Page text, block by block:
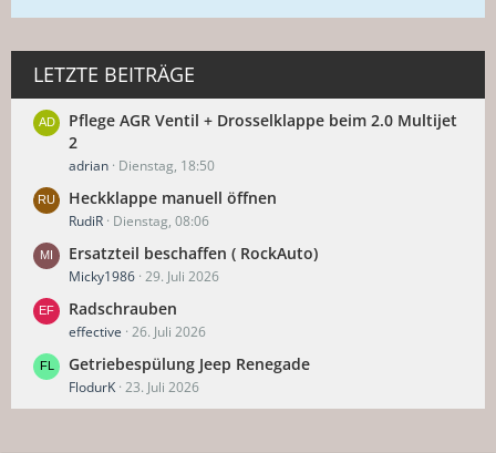
LETZTE BEITRÄGE
Pflege AGR Ventil + Drosselklappe beim 2.0 Multijet
2
adrian Dienstag, 18:50
Heckklappe manuell öffnen
RudiR Dienstag, 08:06
Ersatzteil beschaffen ( RockAuto)
Micky1986 29. Juli 2026
Radschrauben
effective 26. Juli 2026
Getriebespülung Jeep Renegade
FlodurK 23. Juli 2026